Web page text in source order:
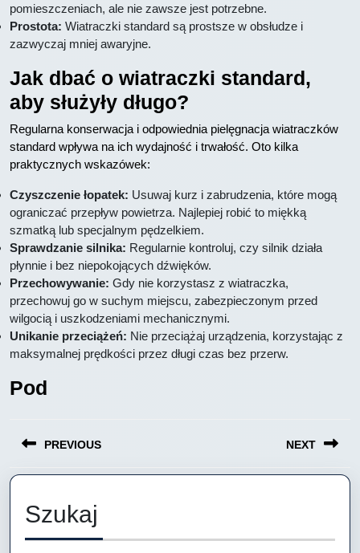
pomieszczeniach, ale nie zawsze jest potrzebne.
Prostota: Wiatraczki standard są prostsze w obsłudze i
zazwyczaj mniej awaryjne.
Jak dbać o wiatraczki standard,
aby służyły długo?
Regularna konserwacja i odpowiednia pielęgnacja wiatraczków
standard wpływa na ich wydajność i trwałość. Oto kilka
praktycznych wskazówek:
Czyszczenie łopatek: Usuwaj kurz i zabrudzenia, które mogą
ograniczać przepływ powietrza. Najlepiej robić to miękką
szmatką lub specjalnym pędzelkiem.
Sprawdzanie silnika: Regularnie kontroluj, czy silnik działa
płynnie i bez niepokojących dźwięków.
Przechowywanie: Gdy nie korzystasz z wiatraczka,
przechowuj go w suchym miejscu, zabezpieczonym przed
wilgocią i uszkodzeniami mechanicznymi.
Unikanie przeciążeń: Nie przeciążaj urządzenia, korzystając z
maksymalnej prędkości przez długi czas bez przerw.
Pod
wpisuPREVIOUS
Previous
post:
NEXT
Szukaj